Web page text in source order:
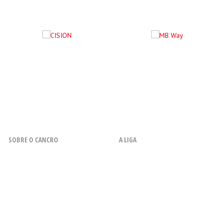
SOBRE O CANCRO
A LIGA